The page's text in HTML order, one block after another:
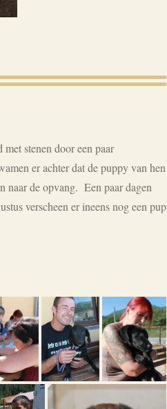
stenen door een paar
er achter dat de puppy van hen
naar de opvang. Een paar dagen
verscheen er ineens nog een pup